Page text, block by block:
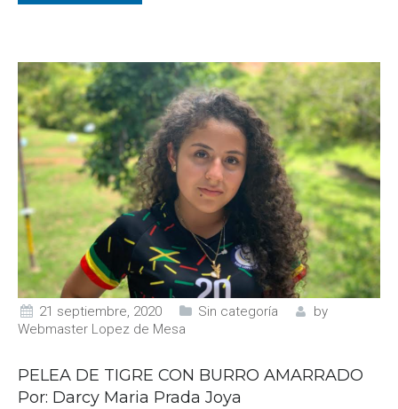
21 septiembre, 2020 Sin categoría
by
Webmaster Lopez de Mesa
PELEA DE TIGRE CON BURRO AMARRADO
Por: Darcy Maria Prada Joya